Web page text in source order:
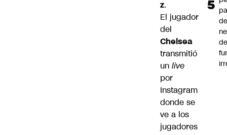
z.
El jugador
del
Chelsea
transmitió
un live
por
Instagram
donde se
ve a los
jugadores
de